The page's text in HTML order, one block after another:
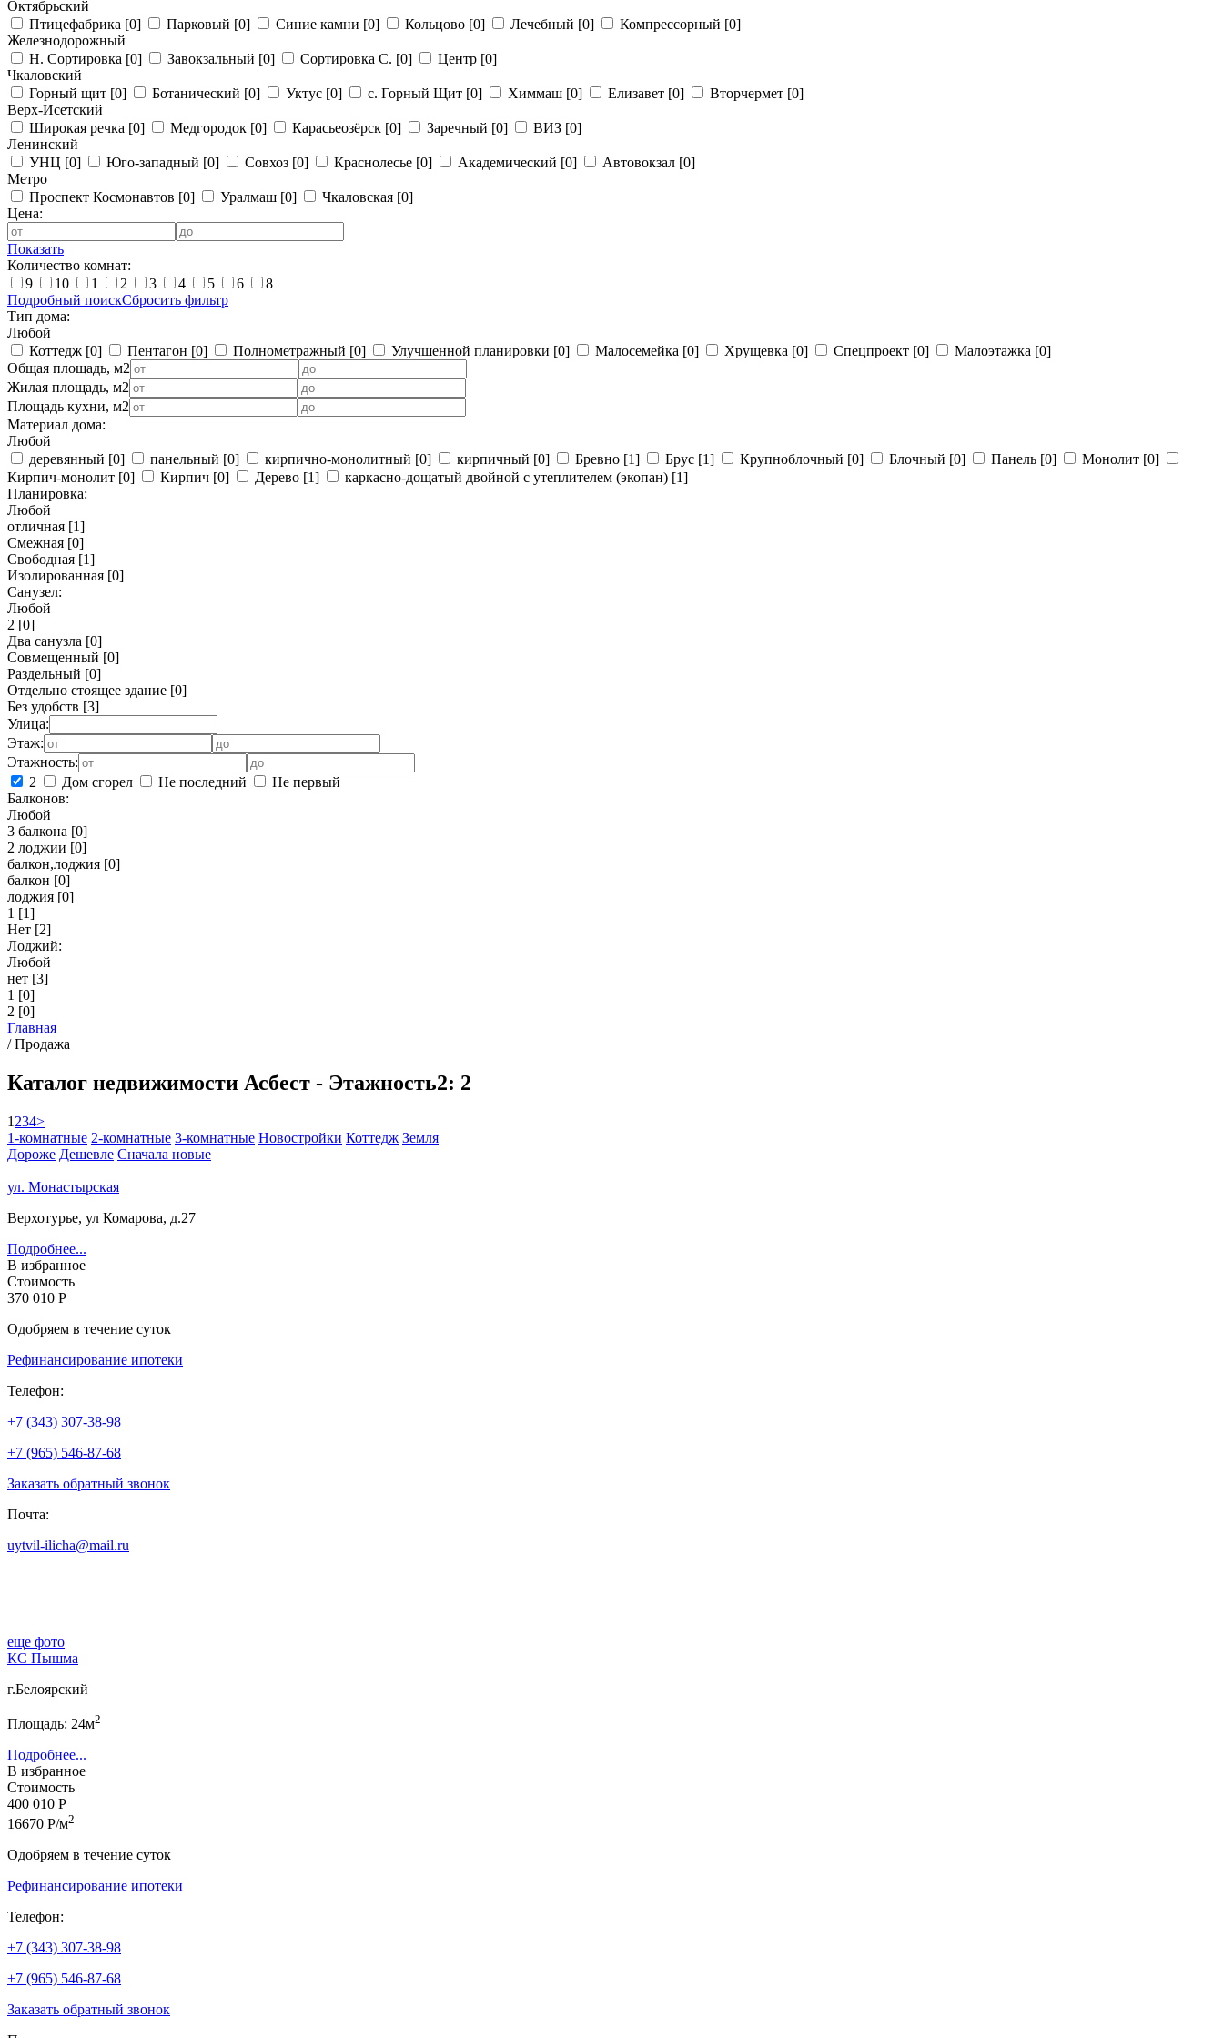
Октябрьский
Птицефабрика [0] Парковый [0] Синие камни [0] Кольцово [0] Лечебный [0] Компрессорный [0]
Железнодорожный
Н. Сортировка [0] Завокзальный [0] Сортировка С. [0] Центр [0]
Чкаловский
Горный щит [0] Ботанический [0] Уктус [0] с. Горный Щит [0] Химмаш [0] Елизавет [0] Вторчермет [0]
Верх-Исетский
Широкая речка [0] Медгородок [0] Карасьеозёрск [0] Заречный [0] ВИЗ [0]
Ленинский
УНЦ [0] Юго-западный [0] Совхоз [0] Краснолесье [0] Академический [0] Автовокзал [0]
Метро
Проспект Космонавтов [0] Уралмаш [0] Чкаловская [0]
Цена:
Показать
Количество комнат:
9
10 1 2 3 4 5 6
8
Подробный поискСбросить фильтр
Тип дома:
Любой
Коттедж [0] Пентагон [0] Полнометражный [0] Улучшенной планировки [0] Малосемейка [0] Хрущевка [0] Спецпроект [0] Малоэтажка [0]
Общая площадь, м2
Жилая площадь, м2
Площадь кухни, м2
Материал дома:
Любой
деревянный [0] панельный [0] кирпично-монолитный [0] кирпичный [0] Бревно [1] Брус [1] Крупноблочный [0] Блочный [0] Панель [0] Монолит [0]
Кирпич-монолит [0] Кирпич [0] Дерево [1] каркасно-дощатый двойной с утеплителем (экопан) [1]
Планировка:
Любой
отличная [1]
Смежная [0]
Свободная [1]
Изолированная [0]
Санузел:
Любой
2 [0]
Два санузла [0]
Совмещенный [0]
Раздельный [0]
Отдельно стоящее здание [0]
Без удобств [3]
Улица:
Этаж:
Этажность:
2
Дом сгорел Не последний
Не первый
Балконов:
Любой
3 балкона [0]
2 лоджии [0]
балкон,лоджия [0]
балкон [0]
лоджия [0]
1 [1]
Нет [2]
Лоджий:
Любой
нет [3]
1 [0]
2 [0]
Главная
/Продажа
Каталог недвижимости Асбест - Этажность2: 2
1 234>
1-комнатные 2-комнатные 3-комнатные Новостройки Коттедж Земля
Дороже Дешевле Сначала новые
ул. Монастырская
Верхотурье, ул Комарова, д.27
Подробнее...
В избранное
Стоимость
370 010 Р
Одобряем в течение суток
Рефинансирование ипотеки
Телефон:
+7 (343) 307-38-98
+7 (965) 546-87-68
Заказать обратный звонок
Почта:
uytvil-ilicha@mail.ru
еще фото
КС Пышма
г.Белоярский
Площадь: 24м2
Подробнее...
В избранное
Стоимость
400 010 Р
16670 Р/м2
Одобряем в течение суток
Рефинансирование ипотеки
Телефон:
+7 (343) 307-38-98
+7 (965) 546-87-68
Заказать обратный звонок